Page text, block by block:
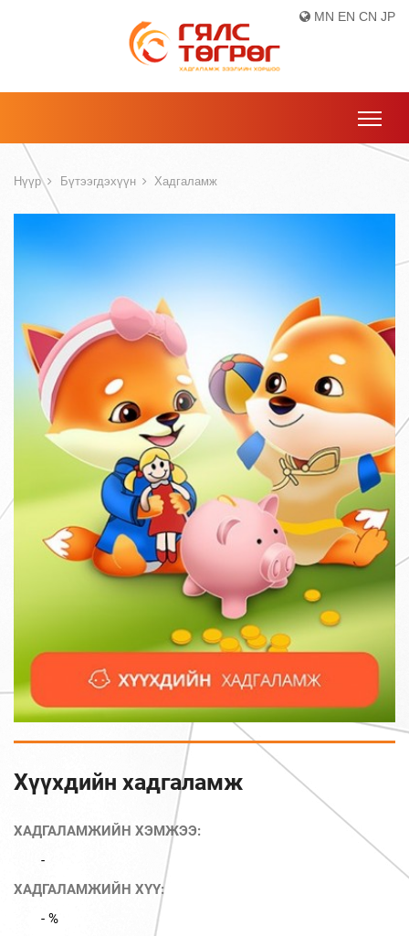
MN EN CN JP
Нүүр Бүтээгдэхүүн Хадгаламж
Хүүхдийн хадгаламж
ХАДГАЛАМЖИЙН ХЭМЖЭЭ:
-
ХАДГАЛАМЖИЙН ХҮҮ:
- %